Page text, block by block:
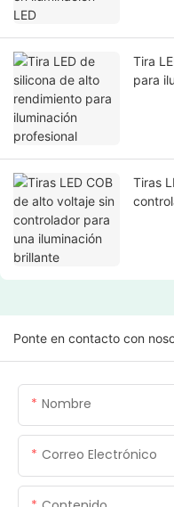
Tira
para
Tiras
Ponte en contacto con
Nombre
Correo Electrónico